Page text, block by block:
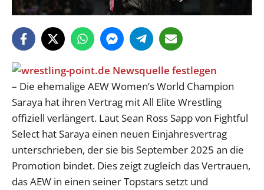
– Die ehemalige AEW Women’s World Champion
Saraya hat ihren Vertrag mit All Elite Wrestling
offiziell verlängert. Laut Sean Ross Sapp von Fightful
Select hat Saraya einen neuen Einjahresvertrag
unterschrieben, der sie bis September 2025 an die
Promotion bindet. Dies zeigt zugleich das Vertrauen,
das AEW in einen seiner Topstars setzt und